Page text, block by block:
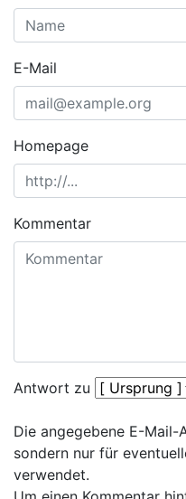
E-Mail
Homepage
Kommentar
Antwort zu
Die angegebene E-
sondern nur für
verwendet.